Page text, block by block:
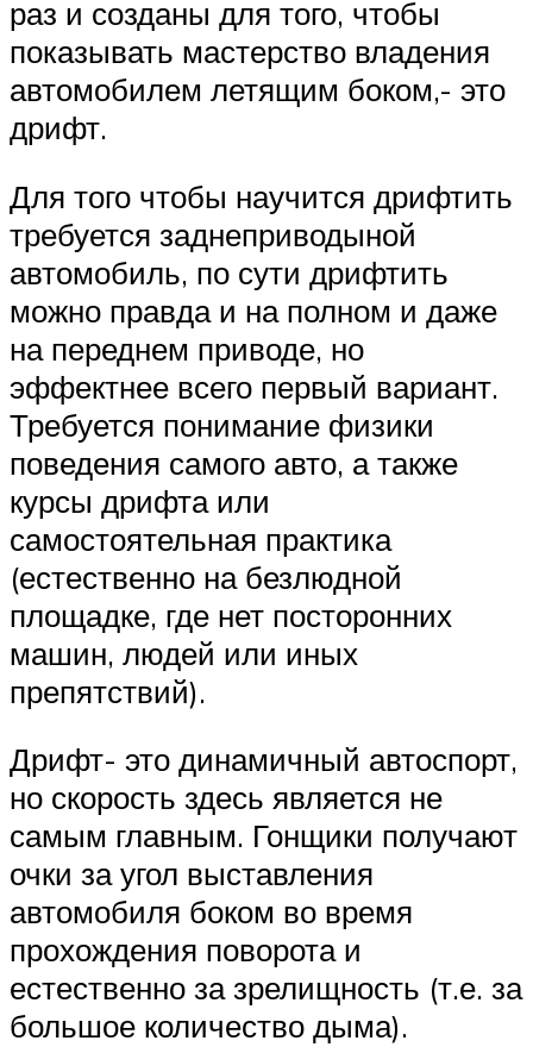
раз и созданы для того, чтобы
показывать мастерство владения
автомобилем летящим боком,- это
дрифт.
Для того чтобы научится дрифтить
требуется заднеприводыной
автомобиль, по сути дрифтить
можно правда и на полном и даже
на переднем приводе, но
эффектнее всего первый вариант.
Требуется понимание физики
поведения самого авто, а также
курсы дрифта или
самостоятельная практика
(естественно на безлюдной
площадке, где нет посторонних
машин, людей или иных
препятствий).
Дрифт- это динамичный автоспорт,
но скорость здесь является не
самым главным. Гонщики получают
очки за угол выставления
автомобиля боком во время
прохождения поворота и
естественно за зрелищность (т.е. за
большое количество дыма).